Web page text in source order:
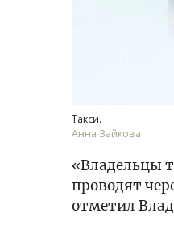
Такси.
Анна Зайкова
«Владельцы
проводят
отметил